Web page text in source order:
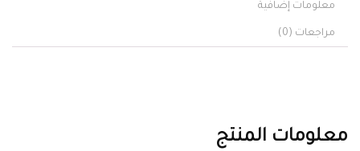
معلومات إضافية
مراجعات (0)
معلومات المنتج